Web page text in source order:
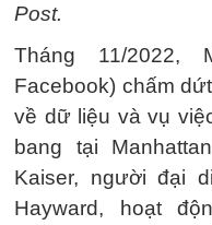
Post.
Tháng 11/
Facebook) chấm
về dữ liệu và vụ
bang tại
Kaiser, người đại
Hayward, hoạt